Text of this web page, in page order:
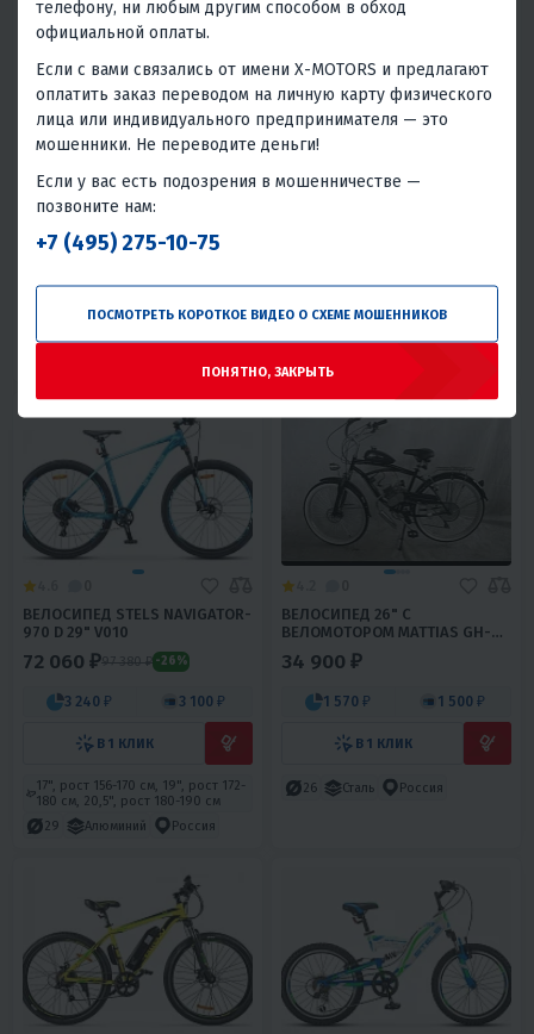
33 300 ₽
1 500 ₽ 1 430 ₽
В 1 КЛИК
4.5
395 28 Z010
В 1 КЛИК
ВЕЛОСИПЕД STELS NAVIGATOR-
970 D 29" V010
72 060 ₽97 380 ₽ -26%
3 240 ₽ 3 100 ₽
В 1 КЛИК
17", рост 156-170 см, 19", рост 172-
180 см, 20,5", рост 180-190 см
29
Алюминий Россия
ВЕЛОСИПЕД 26" С
ВЕЛОМОТОРОМ MATTIAS GH-
32605C (КОЛЕСА 26, ДВИЖОК
50 (ДВС))
34 900 ₽
1 570 ₽ 1 500 ₽
В 1 КЛИК
26 Сталь Россия
телефону, ни любым другим способом в обход
официальной оплаты.
Если с вами связались от имени X-MOTORS и предлагают
оплатить заказ переводом на личную карту физического
лица или индивидуального предпринимателя — это
мошенники. Не переводите деньги!
Если у вас есть подозрения в мошенничестве —
позвоните нам:
+7 (495) 275-10-75
ПОСМОТРЕТЬ КОРОТКОЕ ВИДЕО О СХЕМЕ МОШЕННИКОВ
ПОНЯТНО, ЗАКРЫТЬ